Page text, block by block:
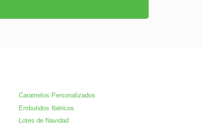
Caramelos Personalizados
Embutidos Ibéricos
Lotes de Navidad